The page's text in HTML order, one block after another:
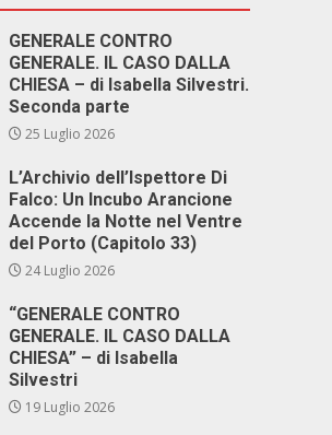
GENERALE CONTRO
GENERALE. IL CASO DALLA
CHIESA – di Isabella Silvestri.
Seconda parte
25 Luglio 2026
L’Archivio dell’Ispettore Di
Falco: Un Incubo Arancione
Accende la Notte nel Ventre
del Porto (Capitolo 33)
24 Luglio 2026
“GENERALE CONTRO
GENERALE. IL CASO DALLA
CHIESA” – di Isabella
Silvestri
19 Luglio 2026